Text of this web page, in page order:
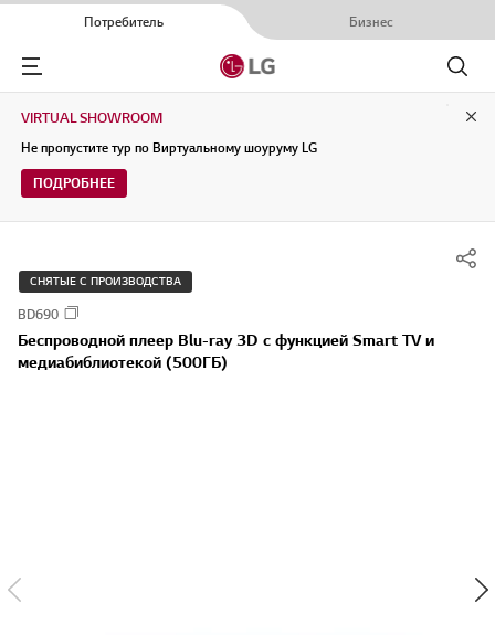
Потребитель Бизнес
Menu
Поиск
VIRTUAL SHOWROOM
Не пропустите тур по Виртуальному шоуруму LG
ПОДРОБНЕЕ
СНЯТЫЕ С ПРОИЗВОДСТВА
BD690
Беспроводной плеер Blu-ray 3D с функцией Smart TV и
медиабиблиотекой (500ГБ)